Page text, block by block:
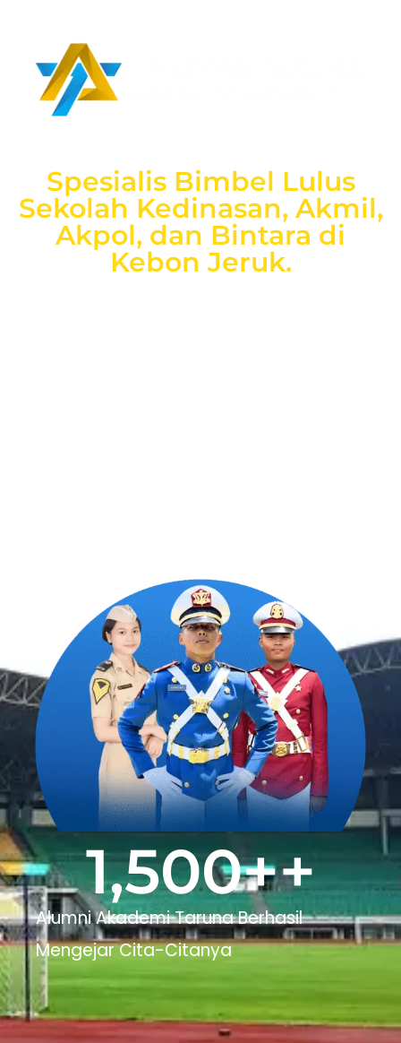
Spesialis Bimbel Lulus
Sekolah Kedinasan, Akmil,
Akpol, dan Bintara di
Kebon Jeruk.
Alumni Akademi Taruna Berhasil
Mengejar Cita-Citanya
1,500++